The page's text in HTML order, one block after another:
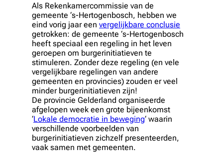
Als Rekenkamercommissie van de
gemeente ‘s-Hertogenbosch, hebben we
eind vorig jaar een vergelijkbare conclusie
getrokken: de gemeente ‘s-Hertogenbosch
heeft speciaal een regeling in het leven
geroepen om burgerinitiatieven te
stimuleren. Zonder deze regeling (en vele
vergelijkbare regelingen van andere
gemeenten en provincies) zouden er veel
minder burgerinitiatieven zijn!
De provincie Gelderland organiseerde
afgelopen week een grote bijeenkomst
‘Lokale democratie in beweging‘ waarin
verschillende voorbeelden van
burgerinitiatieven zichzelf presenteerden,
vaak samen met gemeenten.